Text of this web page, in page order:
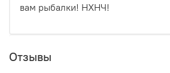
вам рыбалки! НХНЧ!
Отзывы